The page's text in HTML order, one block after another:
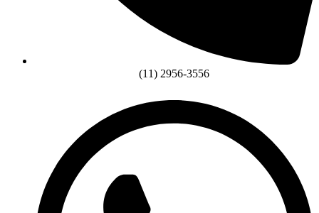
(11) 2956-3556